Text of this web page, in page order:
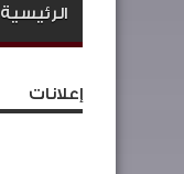
الرئيسية
إعلانات